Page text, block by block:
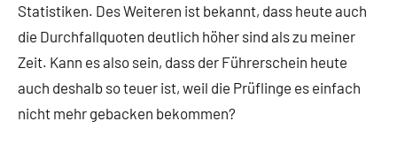
Statistiken. Des Weiteren ist bekannt, dass heute auch
die Durchfallquoten deutlich höher sind als zu meiner
Zeit. Kann es also sein, dass der Führerschein heute
auch deshalb so teuer ist, weil die Prüflinge es einfach
nicht mehr gebacken bekommen?